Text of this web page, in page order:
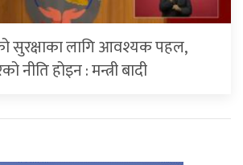
सुरक्षाका लागि आवश्यक पहल,
नीति होइन : मन्त्री बादी